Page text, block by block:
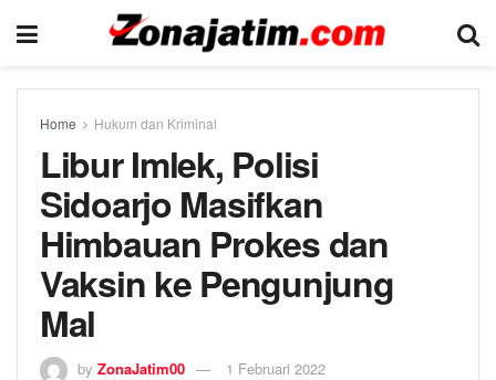
Home Hukum dan Kriminal
Libur Imlek, Polisi
Sidoarjo Masifkan
Himbauan Prokes dan
Vaksin ke Pengunjung
Mal
by ZonaJatim00 1 Februari 2022